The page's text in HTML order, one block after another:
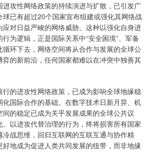
攻性网络政策的持续演进与扩散，已引发广
已有超过20个国家宣布组建或强化其网络战
对日益严峻的网络威胁。这种以强化自身进
为逻辑，正是国际关系中“安全困境”、军备
环下去，网络空间将从合作与发展的全球公
的新前沿，任何国家都难以在冲突中独善其
的进攻性网络政策，已成为影响全球地缘稳
化国际合作的基础。在数字技术日新月异、机
的稳定已成为关乎发展成果的全球公共议
以进攻代替治理的行为，终将损害所有国家
冷战思维，回归互联网的互联互通与协作精
地成为促进人类共同发展的纽带，而非地缘